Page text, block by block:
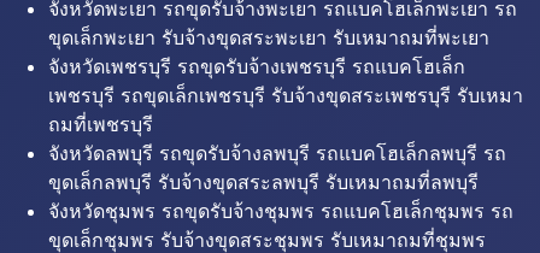
จังหวัดพะเยา รถขุดรับจ้างพะเยา รถแบคโฮเล็กพะเยา รถ
ขุดเล็กพะเยา รับจ้างขุดสระพะเยา รับเหมาถมที่พะเยา
จังหวัดเพชรบุรี รถขุดรับจ้างเพชรบุรี รถแบคโฮเล็ก
เพชรบุรี รถขุดเล็กเพชรบุรี รับจ้างขุดสระเพชรบุรี รับเหมา
ถมที่เพชรบุรี
จังหวัดลพบุรี รถขุดรับจ้างลพบุรี รถแบคโฮเล็กลพบุรี รถ
ขุดเล็กลพบุรี รับจ้างขุดสระลพบุรี รับเหมาถมที่ลพบุรี
จังหวัดชุมพร รถขุดรับจ้างชุมพร รถแบคโฮเล็กชุมพร รถ
ขุดเล็กชุมพร รับจ้างขุดสระชุมพร รับเหมาถมที่ชุมพร